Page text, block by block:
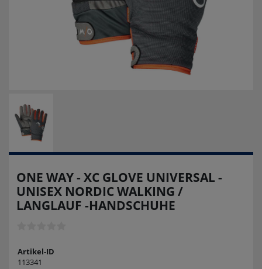
ONE WAY - XC GLOVE UNIVERSAL -
UNISEX NORDIC WALKING /
LANGLAUF -HANDSCHUHE
Artikel-ID
113341